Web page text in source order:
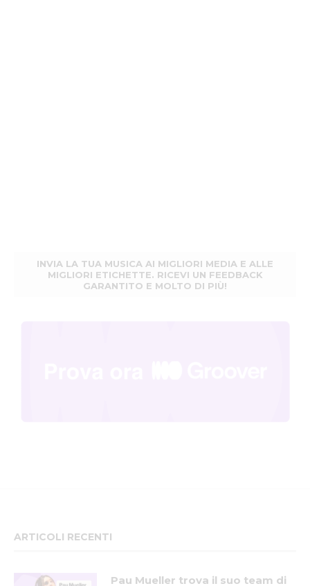
INVIA LA TUA MUSICA AI MIGLIORI MEDIA E ALLE
MIGLIORI ETICHETTE. RICEVI UN FEEDBACK
GARANTITO E MOLTO DI PIÙ!
ARTICOLI RECENTI
Pau Mueller trova il suo team di